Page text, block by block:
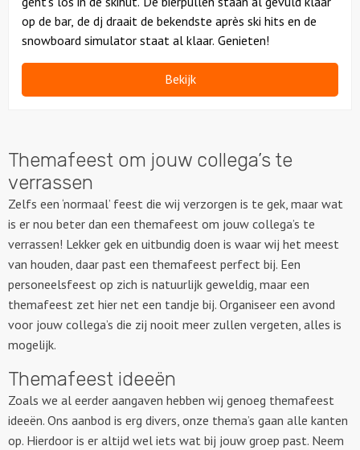
op de bar, de dj draait de bekendste après ski hits en de
snowboard simulator staat al klaar. Genieten!
Bekijk
Themafeest om jouw collega’s te
verrassen
Zelfs een ‘normaal’ feest die wij verzorgen is te gek, maar wat
is er nou beter dan een themafeest om jouw collega’s te
verrassen! Lekker gek en uitbundig doen is waar wij het meest
van houden, daar past een themafeest perfect bij. Een
personeelsfeest op zich is natuurlijk geweldig, maar een
themafeest zet hier net een tandje bij. Organiseer een avond
voor jouw collega’s die zij nooit meer zullen vergeten, alles is
mogelijk.
Themafeest ideeën
Zoals we al eerder aangaven hebben wij genoeg themafeest
ideeën. Ons aanbod is erg divers, onze thema’s gaan alle kanten
op. Hierdoor is er altijd wel iets wat bij jouw groep past. Neem